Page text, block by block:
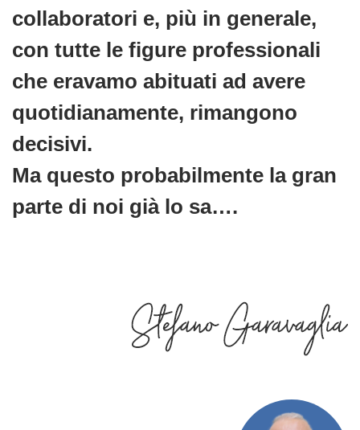
collaboratori e, più in generale,
con tutte le figure professionali
che eravamo abituati ad avere
quotidianamente, rimangono
decisivi.
Ma questo probabilmente la gran
parte di noi già lo sa….